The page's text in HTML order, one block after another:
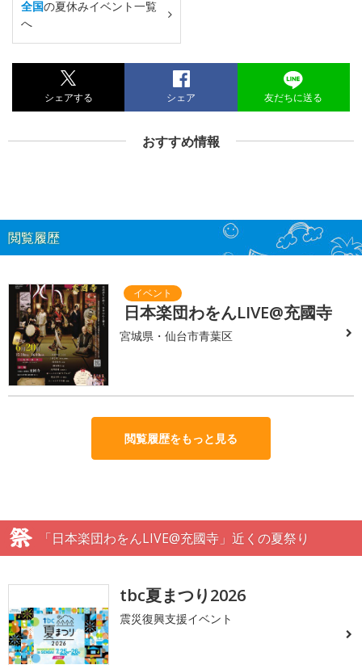
全国の夏休みイベント一覧
へ
シェアする シェア 友だちに送る
おすすめ情報
閲覧履歴
日本楽団わをんLIVE@充國寺
宮城県・仙台市青葉区
閲覧履歴をもっと見る
「日本楽団わをんLIVE@充國寺」近くの夏祭り
tbc夏まつり2026
震災復興支援イベント